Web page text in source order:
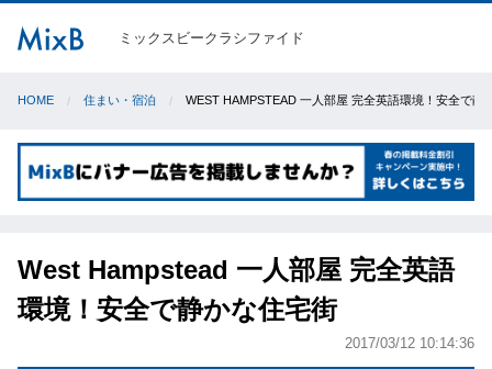
ミックスビークラシファイド
HOME 住まい・宿泊 WEST HAMPSTEAD 一人部屋 完全英語環境！安全で静
West Hampstead 一人部屋 完全英語
環境！安全で静かな住宅街
2017/03/12 10:14:36